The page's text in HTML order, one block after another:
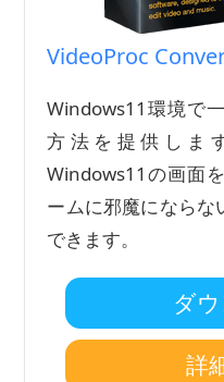
VideoProc
Windows11環境で
方法を提供しま
Windows11の画面
ームに邪魔になら
できます。
ダ
詳